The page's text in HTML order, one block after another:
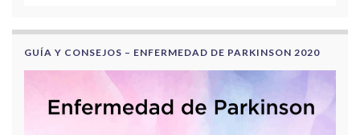
GUÍA Y CONSEJOS – ENFERMEDAD DE PARKINSON 2020